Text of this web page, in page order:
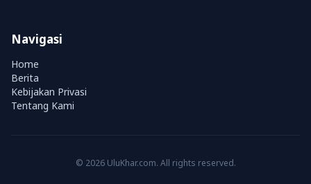
Navigasi
Home
Berita
Kebijakan Privasi
Tentang Kami
© 2026 UluKhar.com. All rights reserved.